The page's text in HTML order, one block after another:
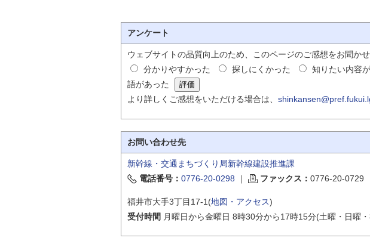
アンケート
ウェブサイトの品質向上のため、このページのご感想をお聞かせ
分かりやすかった
探しにくかった 知りたい内容
語があった
より詳しくご感想をいただける場合は、
お問い合わせ先
新幹線・交通まちづくり局新幹線建設推進課
電話番号： 0776-20-0298 ｜ ファックス： 0776-20-0729
福井市大手3丁目17-1(地図・アクセス)
受付時間 月曜日から金曜日 8時30分から17時15分(土曜・日曜・